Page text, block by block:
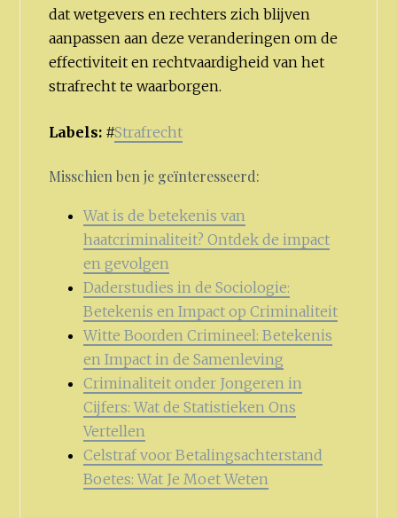
dat wetgevers en rechters zich blijven
aanpassen aan deze veranderingen om de
effectiviteit en rechtvaardigheid van het
strafrecht te waarborgen.
Labels: #Strafrecht
Misschien ben je geïnteresseerd:
Wat is de betekenis van
haatcriminaliteit? Ontdek de impact
en gevolgen
Daderstudies in de Sociologie:
Betekenis en Impact op Criminaliteit
Witte Boorden Crimineel: Betekenis
en Impact in de Samenleving
Criminaliteit onder Jongeren in
Cijfers: Wat de Statistieken Ons
Vertellen
Celstraf voor Betalingsachterstand
Boetes: Wat Je Moet Weten